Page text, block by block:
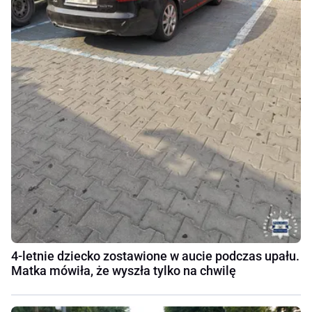
4-letnie dziecko zostawione w aucie podczas upału.
Matka mówiła, że wyszła tylko na chwilę